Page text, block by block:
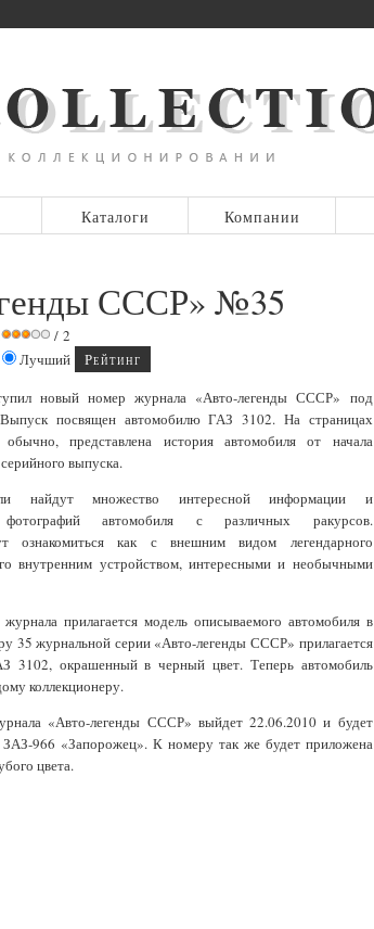
Каталоги Компании
СССР» №35
/ 2
Лучший
новый номер журнала «Авто-легенды СССР» под
посвящен автомобилю ГАЗ 3102. На страницах
представлена история автомобиля от начала
выпуска.
найдут множество интересной информации и
фотографий автомобиля с различных ракурсов.
ознакомиться как с внешним видом легендарного
внутренним устройством, интересными и необычными
прилагается модель описываемого автомобиля в
35 журнальной серии «Авто-легенды СССР» прилагается
3102, окрашенный в черный цвет. Теперь автомобиль
коллекционеру.
«Авто-легенды СССР» выйдет 22.06.2010 и будет
966 «Запорожец». К номеру так же будет приложена
цвета.